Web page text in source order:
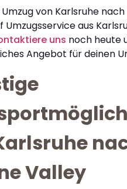
von Karlsruhe
Umzugsservice aus
uns noch heute
Angebot für deinen
Valley